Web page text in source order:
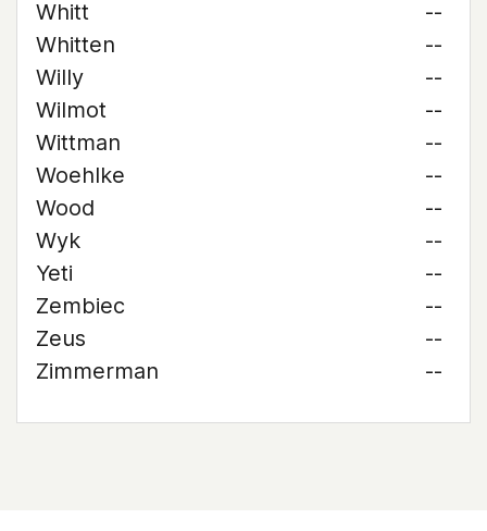
Whitt
--
Whitten
--
Willy
--
Wilmot
--
Wittman
--
Woehlke
--
Wood
--
Wyk
--
Yeti
--
Zembiec
--
Zeus
--
Zimmerman
--